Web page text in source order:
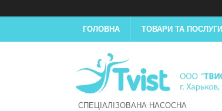
ГОЛОВНА ТОВАРИ ТА ПОСЛУГИ
СПЕЦІАЛІЗОВАНА НАСОСНА